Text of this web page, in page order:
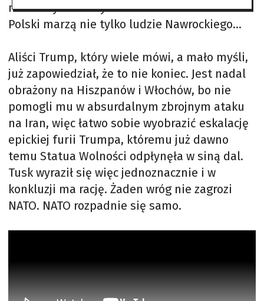
militarnym amerykańskim wzmocnieniu
Polski marzą nie tylko ludzie Nawrockiego…
Aliści Trump, który wiele mówi, a mało myśli,
już zapowiedział, że to nie koniec. Jest nadal
obrażony na Hiszpanów i Włochów, bo nie
pomogli mu w absurdalnym zbrojnym ataku
na Iran, więc łatwo sobie wyobrazić eskalację
epickiej furii Trumpa, któremu już dawno
temu Statua Wolności odpłynęła w siną dal.
Tusk wyraził się więc jednoznacznie i w
konkluzji ma rację. Żaden wróg nie zagrozi
NATO. NATO rozpadnie się samo.